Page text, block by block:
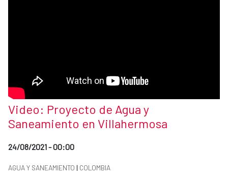
News title
Video: Proyecto de Agua y
Saneamiento en Villahermosa
Date of publication of the news item
24/08/2021 - 00:00
News categories
AGUA Y SANEAMIENTO | COLOMBIA